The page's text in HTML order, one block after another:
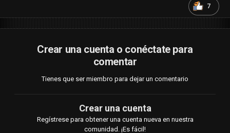
7
Crear una cuenta o conéctate para
comentar
Tienes que ser miembro para dejar un comentario
Crear una cuenta
Regístrese para obtener una cuenta nueva en nuestra
comunidad. ¡Es fácil!